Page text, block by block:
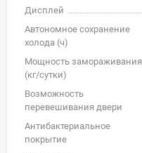
Дисплей
Автономное сохранение
холода (ч)
Мощность замораживания
(кг/cутки)
Возможность
перевешивания двери
Антибактериальное
покрытие